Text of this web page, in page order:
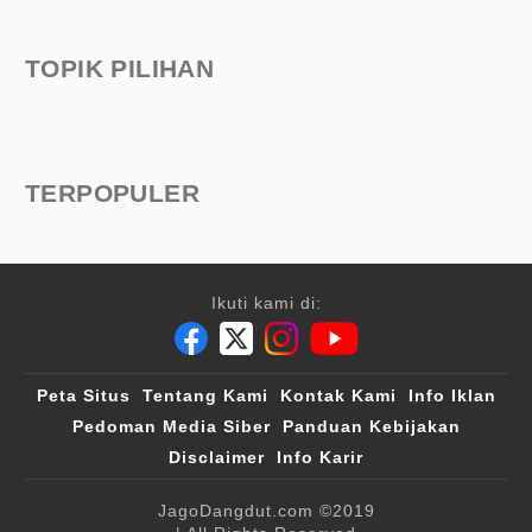
TOPIK PILIHAN
TERPOPULER
Ikuti kami di:
Peta Situs Tentang Kami Kontak Kami
Info Iklan
Pedoman Media Siber
Panduan Kebijakan
Disclaimer
Info Karir
JagoDangdut.com ©2019